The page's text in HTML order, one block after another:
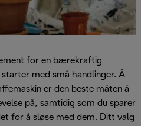
for en bærekraftig
med små handlinger. Å
er den beste måten å
på, samtidig som du sparer
for å sløse med dem. Ditt valg